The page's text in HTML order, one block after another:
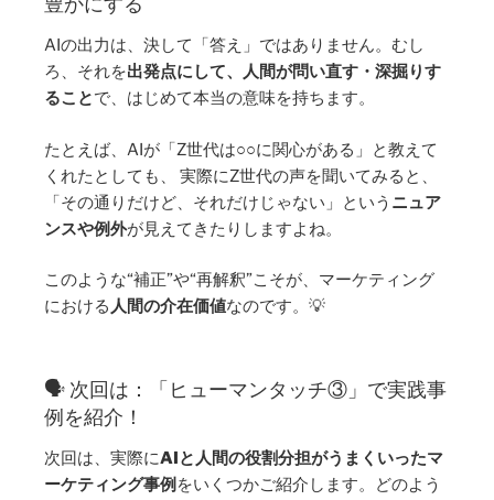
AIの出力は、決して「答え」ではありません。むし
ろ、それを出発点にして、人間が問い直す・深掘りす
ることで、はじめて本当の意味を持ちます。
たとえば、AIが「Z世代は○○に関心がある」と教えて
くれたとしても、 実際にZ世代の声を聞いてみると、
「その通りだけど、それだけじゃない」という ニュア
ンスや例外が見えてきたりしますよね。
このような“補正”や“再解釈”こそが、マーケティング
における 人間の介在価値なのです。💡
🗣️ 次回は：「ヒューマンタッチ③」で実践事
例を紹介！
次回は、実際にAIと人間の役割分担がうまくいったマ
ーケティング事例 をいくつかご紹介します。どのよう